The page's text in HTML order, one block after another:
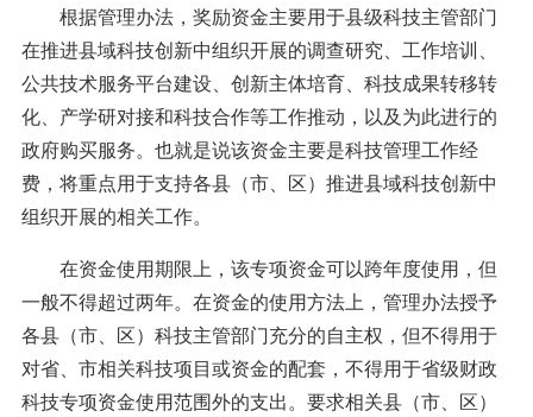
根据管理办法，奖励资金主要用于县级科技主管部门
在推进县域科技创新中组织开展的调查研究、工作培训、
公共技术服务平台建设、创新主体培育、科技成果转移转
化、产学研对接和科技合作等工作推动，以及为此进行的
政府购买服务。也就是说该资金主要是科技管理工作经
费，将重点用于支持各县（市、区）推进县域科技创新中
组织开展的相关工作。
在资金使用期限上，该专项资金可以跨年度使用，但
一般不得超过两年。在资金的使用方法上，管理办法授予
各县（市、区）科技主管部门充分的自主权，但不得用于
对省、市相关科技项目或资金的配套，不得用于省级财政
科技专项资金使用范围外的支出。要求相关县（市、区）